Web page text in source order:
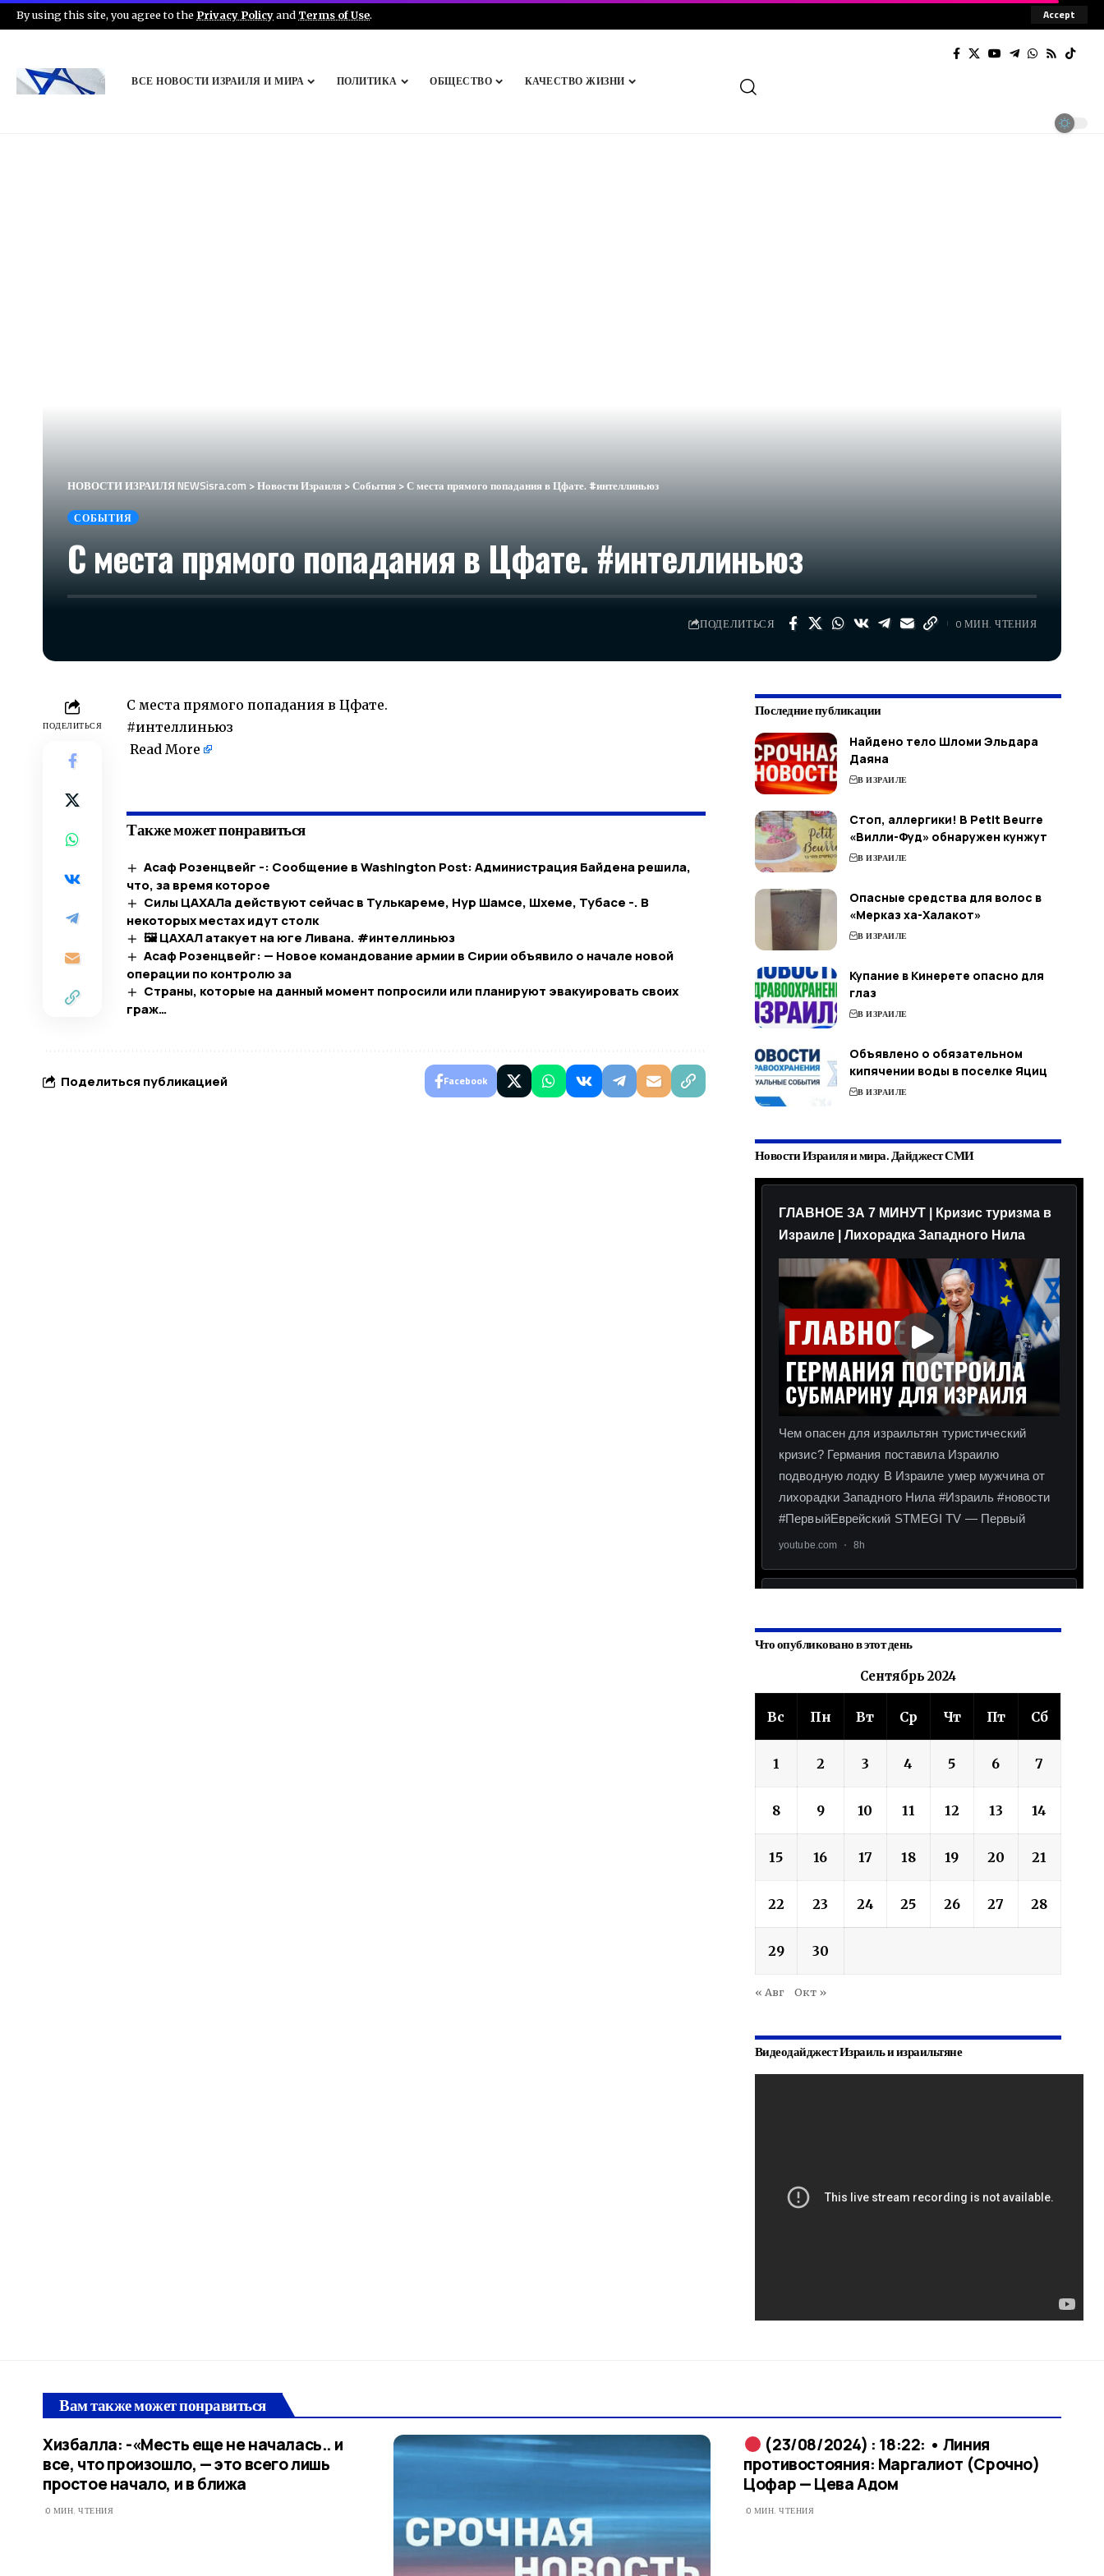
By using this site, you agree to the Privacy Policyand Terms of Use. Accept
ВСЕ НОВОСТИ ИЗРАИЛЯ И МИРА ПОЛИТИКА ОБЩЕСТВО КАЧЕСТВО ЖИЗНИ
НОВОСТИ ИЗРАИЛЯ NEWSisra.com >Новости Израиля >События >С места прямого попадания в Цфате. #интеллиньюз
СОБЫТИЯ
С места прямого попадания в Цфате. #интеллиньюз
ПОДЕЛИТЬСЯ 0 МИН. ЧТЕНИЯ
ПОДЕЛИТЬСЯ
С места прямого попадания в Цфате.
#интеллиньюз
Read More
Также может понравиться
Асаф Розенцвейг -: Сообщение в Washington Post: Администрация Байдена решила,
что, за время которое
Силы ЦАХАЛа действуют сейчас в Тулькареме, Нур Шамсе, Шхеме, Тубасе -. В
некоторых местах идут столк
🖼 ЦАХАЛ атакует на юге Ливана. #интеллиньюз​
Асаф Розенцвейг: — Новое командование армии в Сирии объявило о начале новой
операции по контролю за
Страны, которые на данный момент попросили или планируют эвакуировать своих
граж…​
Поделиться публикацией Facebook
Последние публикации
Найдено тело Шломи Эльдара
Даяна
В ИЗРАИЛЕ
Стоп, аллергики! В Petit Beurre
«Вилли-Фуд» обнаружен кунжут
В ИЗРАИЛЕ
Опасные средства для волос в
«Мерказ ха-Халакот»
В ИЗРАИЛЕ
Купание в Кинерете опасно для
глаз
В ИЗРАИЛЕ
Объявлено о обязательном
кипячении воды в поселке Яциц
В ИЗРАИЛЕ
Новости Израиля и мира. Дайджест СМИ
Что опубликовано в этот день
Сентябрь 2024
Вс Пн Вт Ср Чт Пт Сб
1 2 3 4 5 6 7
8 9 10 11 12 13 14
15 16 17 18 19 20 21
22 23 24 25 26 27 28
29 30
« Авг Окт »
Видеодайджест Израиль и израильтяне
Вам также может понравиться
Хизбалла: -«Месть еще не началась.. и
все, что произошло, — это всего лишь
простое начало, и в ближа
0 МИН. ЧТЕНИЯ
(23/08/2024) : 18:22: • Линия
противостояния: Маргалиот (Срочно)
Цофар — Цева Адом
0 МИН. ЧТЕНИЯ